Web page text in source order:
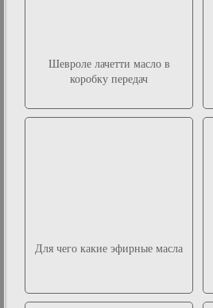
Шевроле лачетти масло в
коробку передач
Для чего какие эфирные масла